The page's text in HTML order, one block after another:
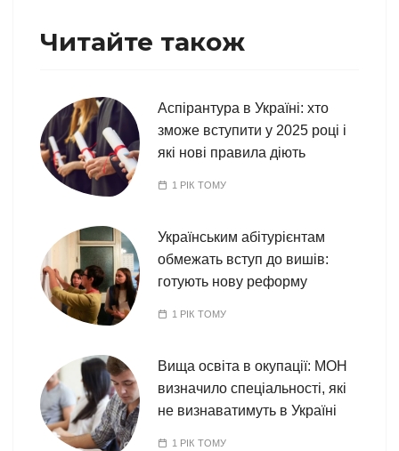
Читайте також
Аспірантура в Україні: хто
зможе вступити у 2025 році і
які нові правила діють
1 РІК ТОМУ
Українським абітурієнтам
обмежать вступ до вишів:
готують нову реформу
1 РІК ТОМУ
Вища освіта в окупації: МОН
визначило спеціальності, які
не визнаватимуть в Україні
1 РІК ТОМУ